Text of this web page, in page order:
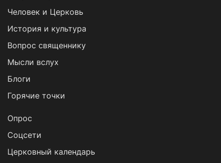
Человек и Церковь
История и культура
Вопрос священнику
Мысли вслух
Блоги
Горячие точки
Опрос
Cоцсети
Церковный календарь